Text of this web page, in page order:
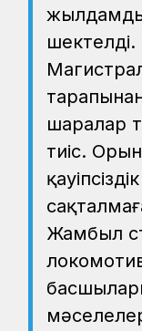
шаралар
тиіс.
Жамбыл
басшылары